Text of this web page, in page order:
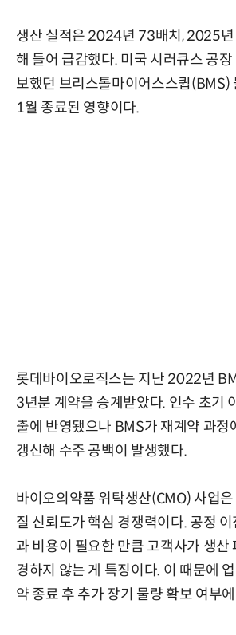
생산 실적은 2024년 73배치, 2025
해 들어 급감했다. 미국 시러큐스 공
보했던 브리스톨마이어스스큅(BMS)
1월 종료된 영향이다.
롯데바이오로직스는 지난 2022년
3년분 계약을 승계받았다. 인수 초기
출에 반영됐으나 BMS가 재계약 과정
갱신해 수주 공백이 발생했다.
바이오의약품 위탁생산(CMO) 사업
질 신뢰도가 핵심 경쟁력이다. 공정
과 비용이 필요한 만큼 고객사가 생산
경하지 않는 게 특징이다. 이 때문에
약 종료 후 추가 장기 물량 확보 여부